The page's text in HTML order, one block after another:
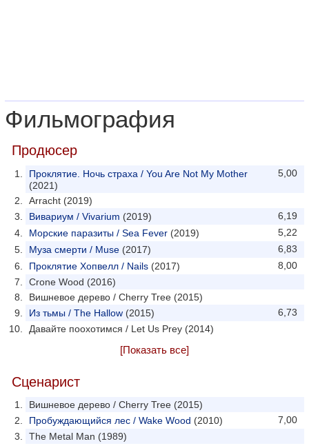
Фильмография
Продюсер
5,00
Проклятие. Ночь страха / You Are Not My Mother
(2021)
Arracht (2019)
6,19
Вивариум / Vivarium (2019)
5,22
Морские паразиты / Sea Fever (2019)
6,83
Муза смерти / Muse (2017)
8,00
Проклятие Хопвелл / Nails (2017)
Crone Wood (2016)
Вишневое дерево / Cherry Tree (2015)
6,73
Из тьмы / The Hallow (2015)
Давайте поохотимся / Let Us Prey (2014)
[Показать все]
Сценарист
Вишневое дерево / Cherry Tree (2015)
7,00
Пробуждающийся лес / Wake Wood (2010)
The Metal Man (1989)